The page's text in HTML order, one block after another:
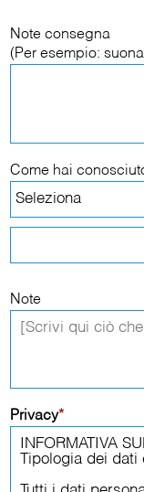
Note consegna
(Per esempio:
Come hai
Note
Privacy*